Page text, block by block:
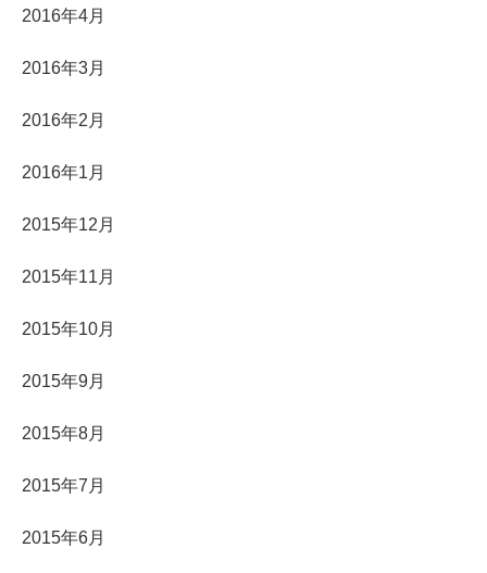
2016年4月
2016年3月
2016年2月
2016年1月
2015年12月
2015年11月
2015年10月
2015年9月
2015年8月
2015年7月
2015年6月